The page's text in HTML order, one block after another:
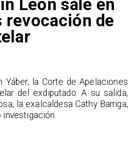
León sale en
de
Yáber, la Corte de Apelaciones
del exdiputado. A su salida,
la exalcaldesa Cathy Barriga,